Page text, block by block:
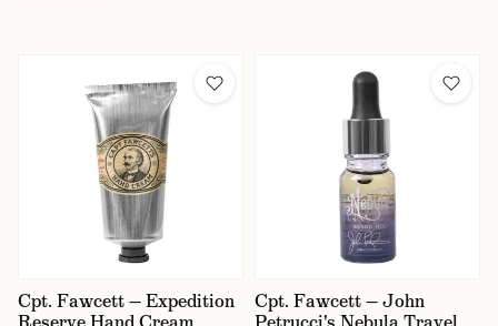
Cpt. Fawcett — Expedition
Cpt. Fawcett — John